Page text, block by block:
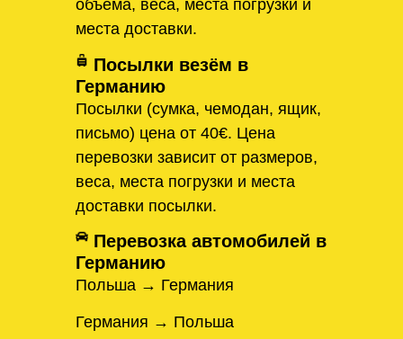
объема, веса, места погрузки и
места доставки.
Посылки везём в
Германию
Посылки (сумка, чемодан, ящик,
письмо) цена от 40€. Цена
перевозки зависит от размеров,
веса, места погрузки и места
доставки посылки.
Перевозка автомобилей в
Германию
Польша → Германия
Германия → Польша